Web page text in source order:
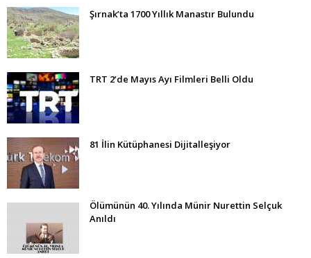
Şırnak’ta 1700 Yıllık Manastır Bulundu
TRT 2’de Mayıs Ayı Filmleri Belli Oldu
81 İlin Kütüphanesi Dijitalleşiyor
Ölümünün 40. Yılında Münir Nurettin Selçuk
Anıldı